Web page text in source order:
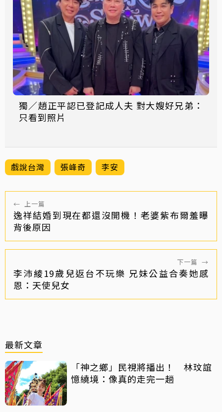
獨／趙正平認已登記成人夫 對大嫂好兄弟：
只看到照片
戲說台灣 張峰奇 李安
← 上一篇
逸祥結婚到現在都還沒開機！老婆紫布爾羞曝
背後原因
下一篇 →
李沛綾19歲兒返台不玩樂 兄妹公益合奏她感
恩：天使兒女
最新文章
「神之鄉」民視將播出！ 林玟誼
憶繞境：像真的走完一趟